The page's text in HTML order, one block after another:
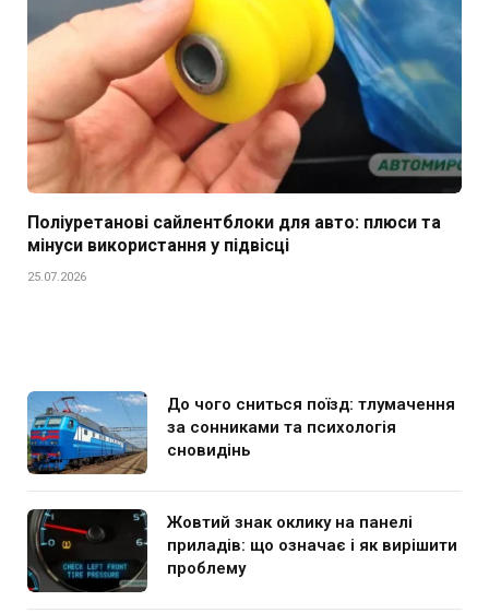
Поліуретанові сайлентблоки для авто: плюси та
мінуси використання у підвісці
25.07.2026
До чого сниться поїзд: тлумачення
за сонниками та психологія
сновидінь
Жовтий знак оклику на панелі
приладів: що означає і як вирішити
проблему